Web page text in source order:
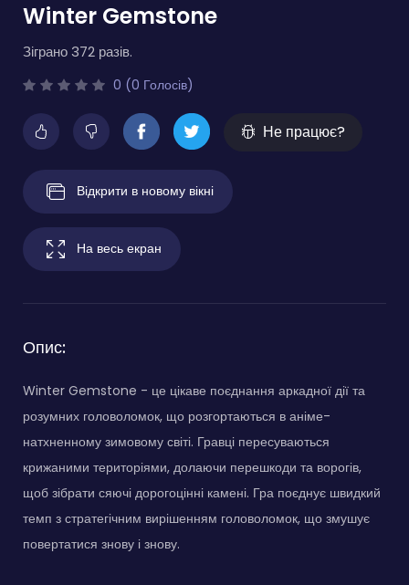
Winter Gemstone
Зіграно 372 разів.
0 (0 Голосів)
Не працює?
Відкрити в новому вікні
На весь екран
Опис:
Winter Gemstone - це цікаве поєднання аркадної дії та
розумних головоломок, що розгортаються в аніме-
натхненному зимовому світі. Гравці пересуваються
крижаними територіями, долаючи перешкоди та ворогів,
щоб зібрати сяючі дорогоцінні камені. Гра поєднує швидкий
темп з стратегічним вирішенням головоломок, що змушує
повертатися знову і знову.